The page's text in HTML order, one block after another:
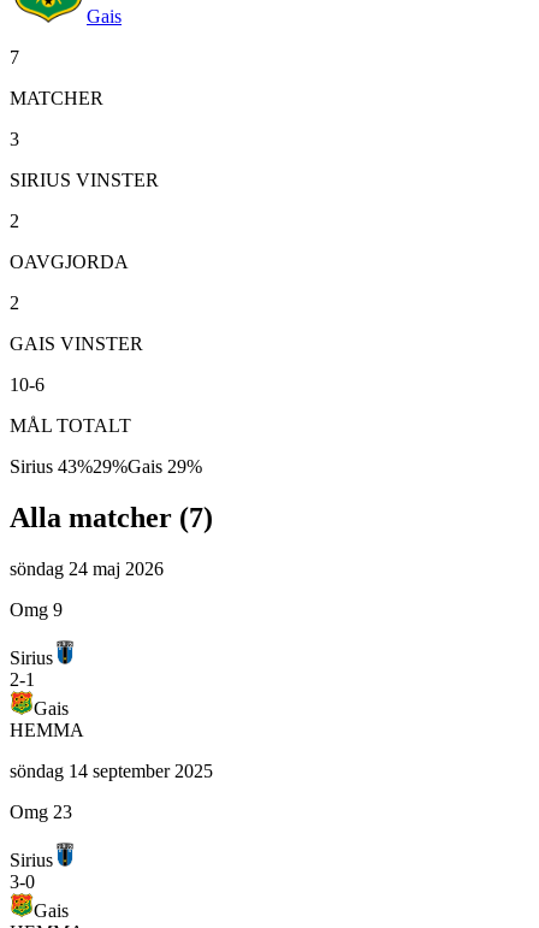
Gais
7
MATCHER
3
SIRIUS VINSTER
2
OAVGJORDA
2
GAIS VINSTER
10-6
MÅL TOTALT
Sirius 43%29%Gais 29%
Alla matcher (7)
söndag 24 maj 2026
Omg 9
Sirius
2-1
Gais
HEMMA
söndag 14 september 2025
Omg 23
Sirius
3-0
Gais